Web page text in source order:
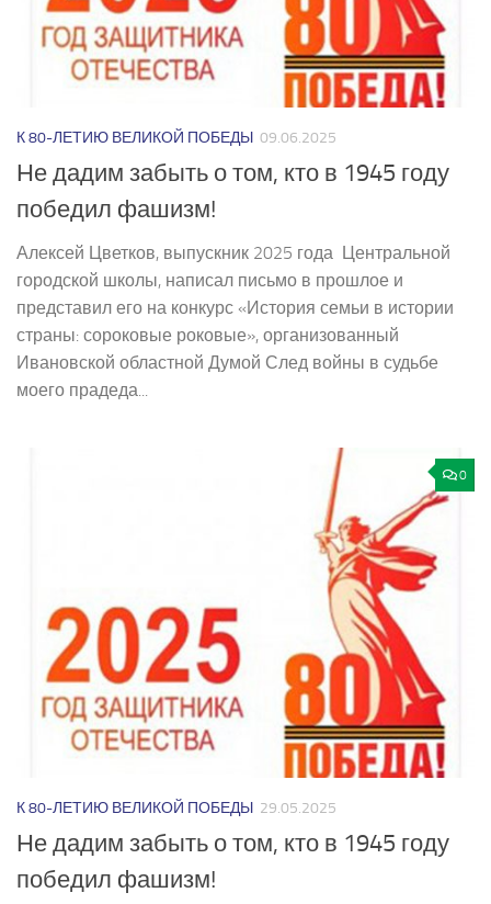
К 80-ЛЕТИЮ ВЕЛИКОЙ ПОБЕДЫ 09.06.2025
Не дадим забыть о том, кто в 1945 году
победил фашизм!
Алексей Цветков, выпускник 2025 года Центральной
городской школы, написал письмо в прошлое и
представил его на конкурс «История семьи в истории
страны: сороковые роковые», организованный
Ивановской областной Думой След войны в судьбе
моего прадеда...
0
К 80-ЛЕТИЮ ВЕЛИКОЙ ПОБЕДЫ 29.05.2025
Не дадим забыть о том, кто в 1945 году
победил фашизм!